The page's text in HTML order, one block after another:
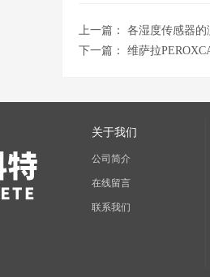
上一篇： 各湿度传感器的
下一篇： 维萨拉
关于我们
公司简介
在线留言
联系我们